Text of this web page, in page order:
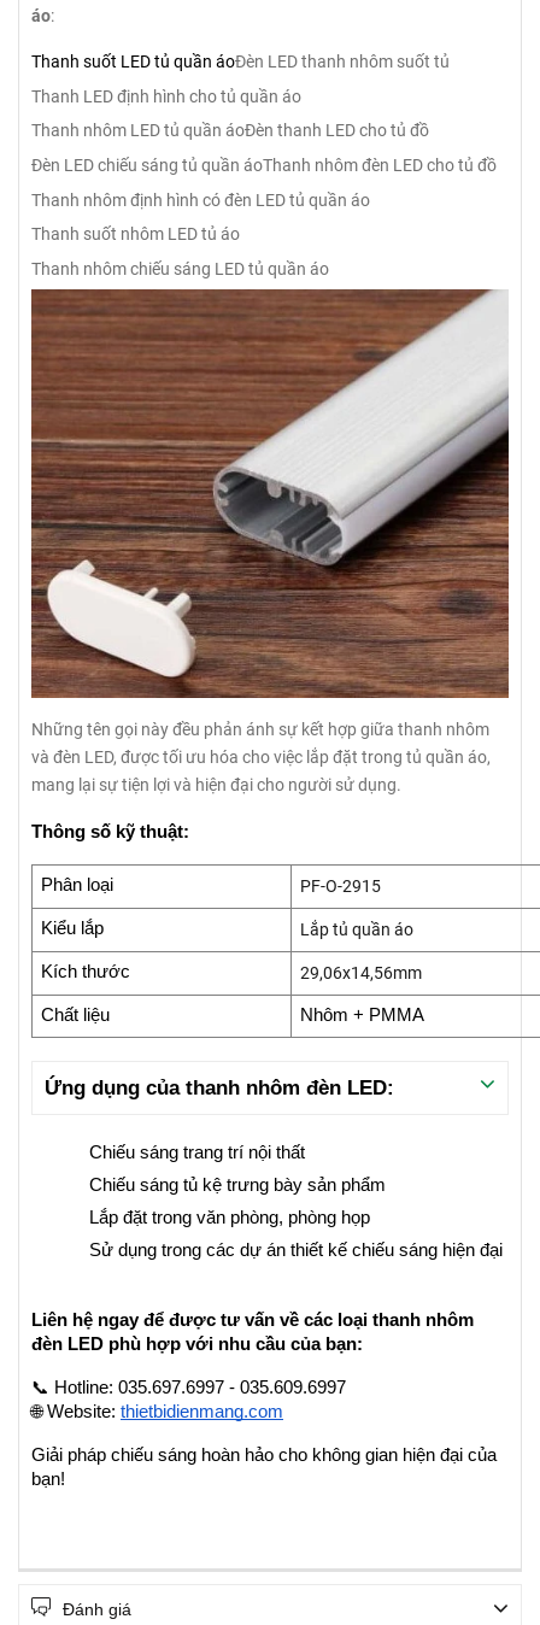
áo:
Thanh suốt LED tủ quần áoĐèn LED thanh nhôm suốt tủ
Thanh LED định hình cho tủ quần áo
Thanh nhôm LED tủ quần áoĐèn thanh LED cho tủ đồ
Đèn LED chiếu sáng tủ quần áoThanh nhôm đèn LED cho tủ đồ
Thanh nhôm định hình có đèn LED tủ quần áo
Thanh suốt nhôm LED tủ áo
Thanh nhôm chiếu sáng LED tủ quần áo
Những tên gọi này đều phản ánh sự kết hợp giữa thanh nhôm
và đèn LED, được tối ưu hóa cho việc lắp đặt trong tủ quần áo,
mang lại sự tiện lợi và hiện đại cho người sử dụng.
Thông số kỹ thuật:
Phân loại PF-O-2915
Kiểu lắp Lắp tủ quần áo
Kích thước 29,06x14,56mm
Chất liệu Nhôm + PMMA
Ứng dụng của thanh nhôm đèn LED:
Chiếu sáng trang trí nội thất
Chiếu sáng tủ kệ trưng bày sản phẩm
Lắp đặt trong văn phòng, phòng họp
Sử dụng trong các dự án thiết kế chiếu sáng hiện đại
Liên hệ ngay để được tư vấn về các loại thanh nhôm
đèn LED phù hợp với nhu cầu của bạn:
📞 Hotline: 035.697.6997 - 035.609.6997
🌐 Website: thietbidienmang.com
Giải pháp chiếu sáng hoàn hảo cho không gian hiện đại của
bạn!
Đánh giá